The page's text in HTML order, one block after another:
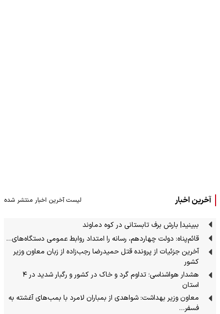
آخرین اخبار لیست آخرین اخبار منتشر شده
ببینید| بارش برف تابستانی در کوه دماوند
قائم‌پناه: دولت چهاردهم، رسانه را امتداد روابط عمومی دستگاه‌های…
آخرین جزئیات از پرونده قتل حمیدرضا رجب‌زاده از زبان معاون وزیر
کشور
هشدار هواشناسی؛ تداوم گرد و خاک در کشور و رگبار شدید در ۴
استان
معاون وزیر بهداشت: شواهدی از بمباران لامرد با بمب‌های آغشته به
فسفر…